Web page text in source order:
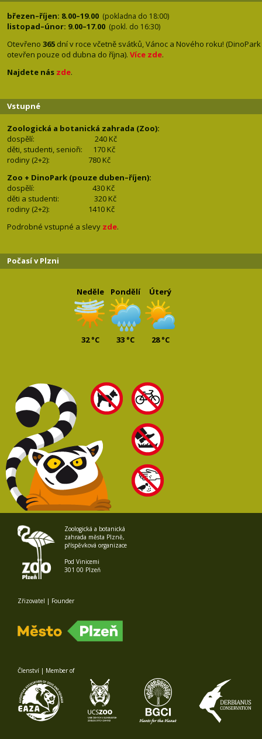
březen–říjen: 8.00–19.00 (pokladna do 18:00)
listopad–únor: 9.00–17.00 (pokl. do 16:30)
Otevřeno 365 dní v roce včetně svátků, Vánoc a Nového roku! (DinoPark
otevřen pouze od dubna do října). Více zde.
Najdete nás zde.
Vstupné
Zoologická a botanická zahrada (Zoo):
dospělí:
240 Kč
děti, studenti, senioři: 170 Kč
rodiny (2+2): 780 Kč
Zoo + DinoPark (pouze duben–říjen):
dospělí: 430 Kč
děti a studenti: 320 Kč
rodiny (2+2): 1410 Kč
Podrobné vstupné a slevy zde.
Počasí v Plzni
Neděle
32 °C
Pondělí
33 °C
Úterý
28 °C
Zoologická a botanická
zahrada města Plzně,
příspěvková organizace
Pod Vinicemi
301 00 Plzeň
Zřizovatel | Founder
Členství | Member of